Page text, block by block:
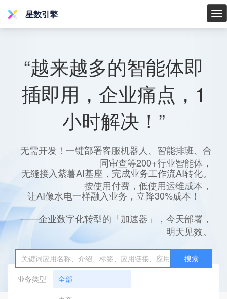
星
星数引擎
“越来越多的智能体即
插即用，企业痛点，1
小时解决！”
无需开发！一键部署客服机器人、智能排班、合
同审查等200+行业智能体，
无缝接入紫薯AI基座，完成业务工作流AI转化。
按使用付费，低使用运维成本，
让AI像水电一样融入业务，立降30%成本！
——企业数字化转型的「加速器」，今天部署，
明天见效。
搜索
业务类型
全部